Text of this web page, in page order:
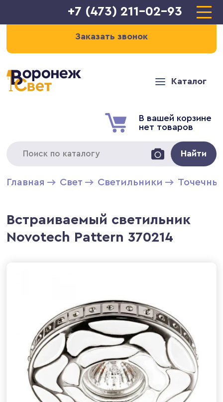
+7 (473) 211-02-93
Заказать звонок
Каталог
В вашей корзине
нет товаров
Найти
Главная Свет Светильники
Встраиваемый светильник
Novotech Pattern 370214